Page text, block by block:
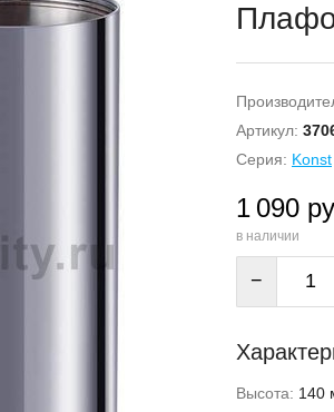
Артикул:
Серия: Konst
1 090
в наличии
−
Высота: 140